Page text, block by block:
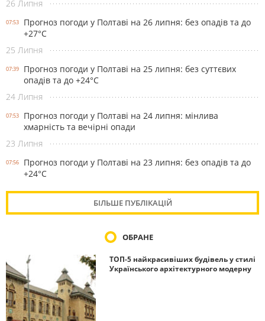
26 Липня
07:53
Прогноз погоди у Полтаві на 26 липня: без опадів та до
+27°С
25 Липня
07:39
Прогноз погоди у Полтаві на 25 липня: без суттєвих
опадів та до +24°С
24 Липня
07:53
Прогноз погоди у Полтаві на 24 липня: мінлива
хмарність та вечірні опади
23 Липня
07:56
Прогноз погоди у Полтаві на 23 липня: без опадів та до
+24°С
БІЛЬШЕ ПУБЛІКАЦІЙ
ОБРАНЕ
ТОП-5 найкрасивіших будівель у стилі
Українського архітектурного модерну